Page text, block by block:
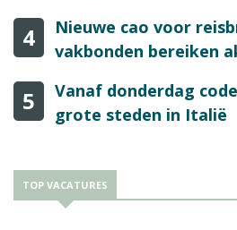
4
Nieuwe cao voor
vakbonden bereiken
5
Vanaf donderdag
grote steden in Italië
TOP VACATURES